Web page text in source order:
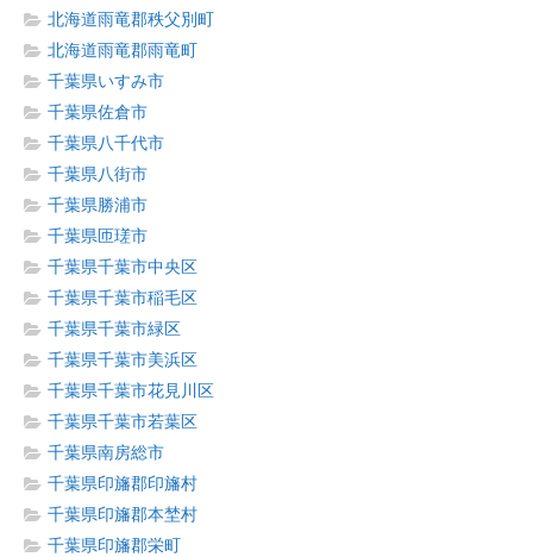
北海道雨竜郡秩父別町
北海道雨竜郡雨竜町
千葉県いすみ市
千葉県佐倉市
千葉県八千代市
千葉県八街市
千葉県勝浦市
千葉県匝瑳市
千葉県千葉市中央区
千葉県千葉市稲毛区
千葉県千葉市緑区
千葉県千葉市美浜区
千葉県千葉市花見川区
千葉県千葉市若葉区
千葉県南房総市
千葉県印旛郡印旛村
千葉県印旛郡本埜村
千葉県印旛郡栄町